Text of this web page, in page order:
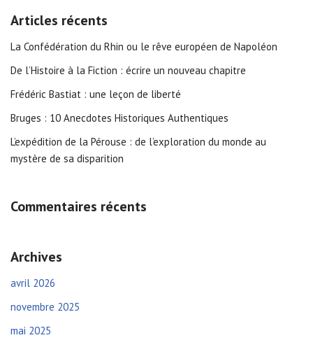
Articles récents
La Confédération du Rhin ou le rêve européen de Napoléon
De l’Histoire à la Fiction : écrire un nouveau chapitre
Frédéric Bastiat : une leçon de liberté
Bruges : 10 Anecdotes Historiques Authentiques
L’expédition de la Pérouse : de l’exploration du monde au
mystère de sa disparition
Commentaires récents
Archives
avril 2026
novembre 2025
mai 2025